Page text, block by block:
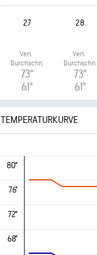
27
Verl.
Durchschn.
73°
61°
28
Verl.
Durchschn.
73°
61°
TEMPERATURKURVE
80°
76°
72°
68°